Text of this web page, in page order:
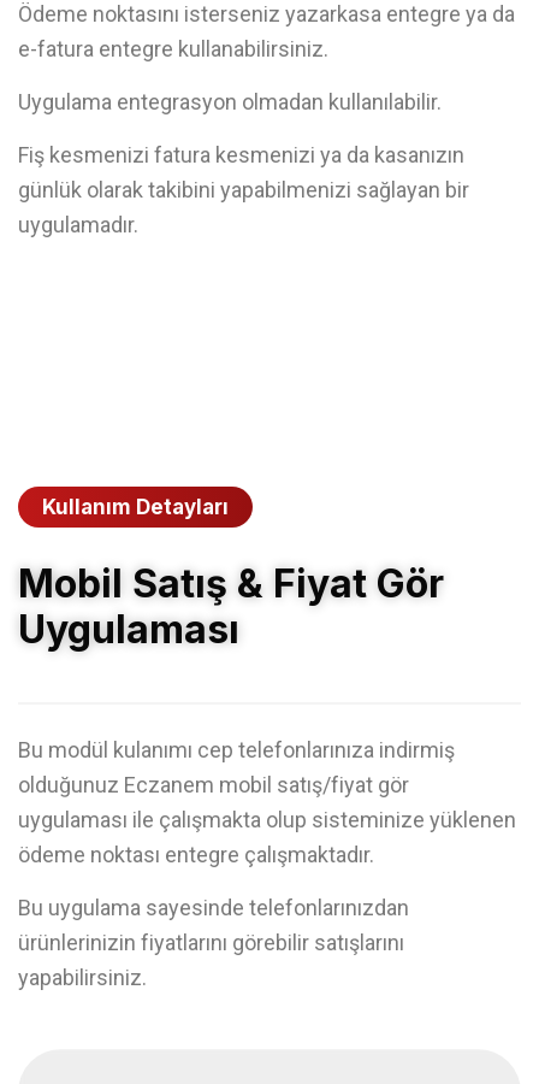
Ödeme noktasını isterseniz yazarkasa entegre ya da
e-fatura entegre kullanabilirsiniz.
Uygulama entegrasyon olmadan kullanılabilir.
Fiş kesmenizi fatura kesmenizi ya da kasanızın
günlük olarak takibini yapabilmenizi sağlayan bir
uygulamadır.
Kullanım Detayları
Mobil Satış & Fiyat Gör
Uygulaması
Bu modül kulanımı cep telefonlarınıza indirmiş
olduğunuz Eczanem mobil satış/fiyat gör
uygulaması ile çalışmakta olup sisteminize yüklenen
ödeme noktası entegre çalışmaktadır.
Bu uygulama sayesinde telefonlarınızdan
ürünlerinizin fiyatlarını görebilir satışlarını
yapabilirsiniz.